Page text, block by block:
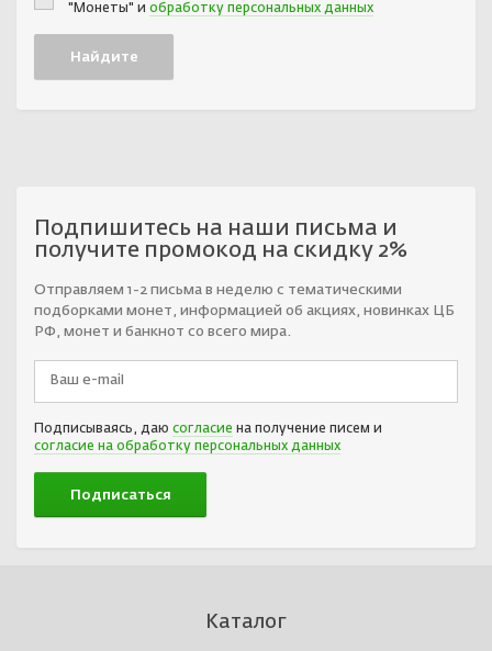
"Монеты" и обработку персональных данных
Подпишитесь на наши письма и
получите промокод на скидку 2%
Отправляем 1-2 письма в неделю с тематическими
подборками монет, информацией об акциях, новинках ЦБ
РФ, монет и банкнот со всего мира.
Подписываясь, даю согласие на получение писем и
согласие на обработку персональных данных
Каталог